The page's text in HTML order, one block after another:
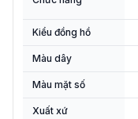
Kiểu đồng hồ
Màu dây
Màu mặt số
Xuất xứ